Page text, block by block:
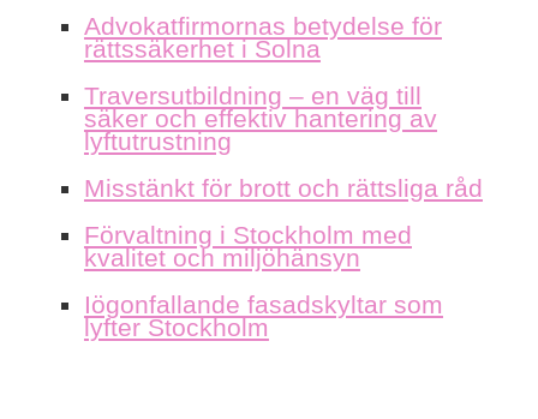
Advokatfirmornas betydelse för
rättssäkerhet i Solna
Traversutbildning – en väg till
säker och effektiv hantering av
lyftutrustning
Misstänkt för brott och rättsliga råd
Förvaltning i Stockholm med
kvalitet och miljöhänsyn
Iögonfallande fasadskyltar som
lyfter Stockholm